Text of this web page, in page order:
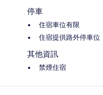
停車
住宿車位有限
住宿提供路外停車位
其他資訊
禁煙住宿